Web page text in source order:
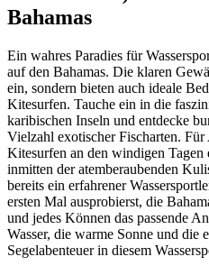
Bahamas
Ein wahres Paradies für
auf den Bahamas. Die klaren
ein, sondern bieten auch ideale
Kitesurfen. Tauche ein in die
karibischen Inseln und entdecke
Vielzahl exotischer Fischarten.
Kitesurfen an den windigen Tagen
inmitten der atemberaubenden
bereits ein erfahrener
ersten Mal ausprobierst, die
und jedes Können das passende
Wasser, die warme Sonne und die
Segelabenteuer in diesem